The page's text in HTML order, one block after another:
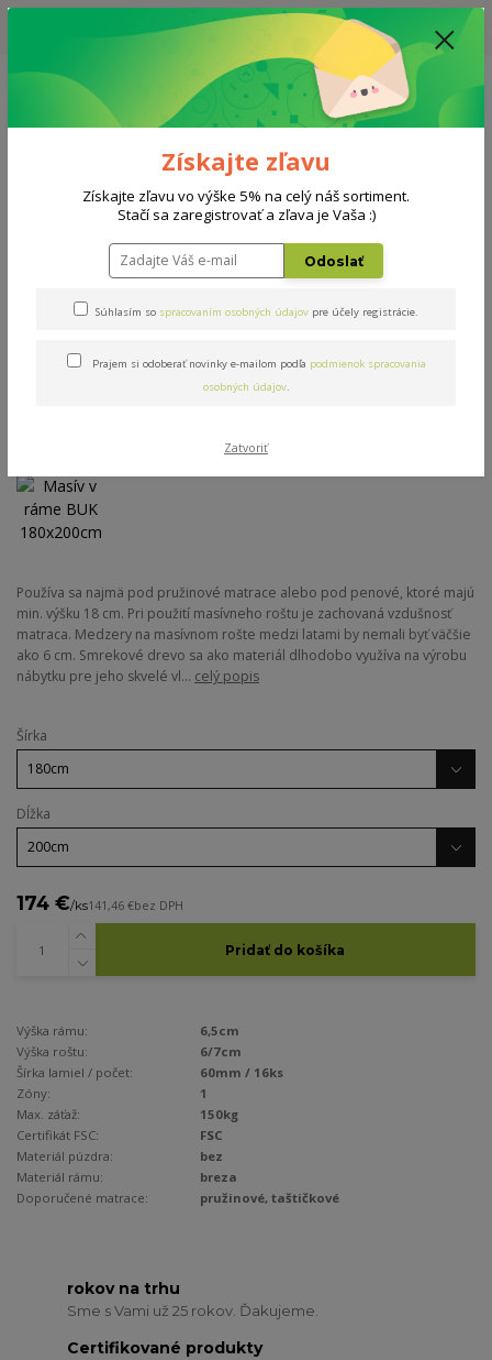
UPOZORNENIE: AKTUÁLNA DODACIA LEHOTA NA MATRACE, ROŠTY A
DOPLNKY - 10-15 PRACOVNÝCH DNÍ
0908 777 700 Po-So: 10-18 hod.
0 €
Masív v ráme BUK 180x200cm
Masív v ráme BUK
Používa sa najmä pod pružinové matrace alebo pod penové, ktoré majú
min. výšku 18 cm. Pri použití masívneho roštu je zachovaná vzdušnosť
matraca. Medzery na masívnom rošte medzi latami by nemali byť väčšie
ako 6 cm. Smrekové drevo sa ako materiál dlhodobo využíva na výrobu
nábytku pre jeho skvelé vl... celý popis
Šírka
Dĺžka
174 €/ks141,46 €bez DPH
Pridať do košíka
Výška rámu:
6,5cm
Výška roštu:
6/7cm
Šírka lamiel / počet:
60mm / 16ks
Zóny:
1
Max. záťaž:
150kg
Certifikát FSC:
FSC
Materiál púzdra:
bez
Materiál rámu:
breza
Doporučené matrace:
pružinové, taštičkové
rokov na trhu
Sme s Vami už 25 rokov. Ďakujeme.
Certifikované produkty
Získajte zľavu
Získajte zľavu vo výške 5% na celý náš sortiment.
Stačí sa zaregistrovať a zľava je Vaša :)
Odoslať
Súhlasím so spracovaním osobných údajov pre účely registrácie.
Prajem si odoberať novinky e-mailom podľa podmienok spracovania
osobných údajov.
Zatvoriť